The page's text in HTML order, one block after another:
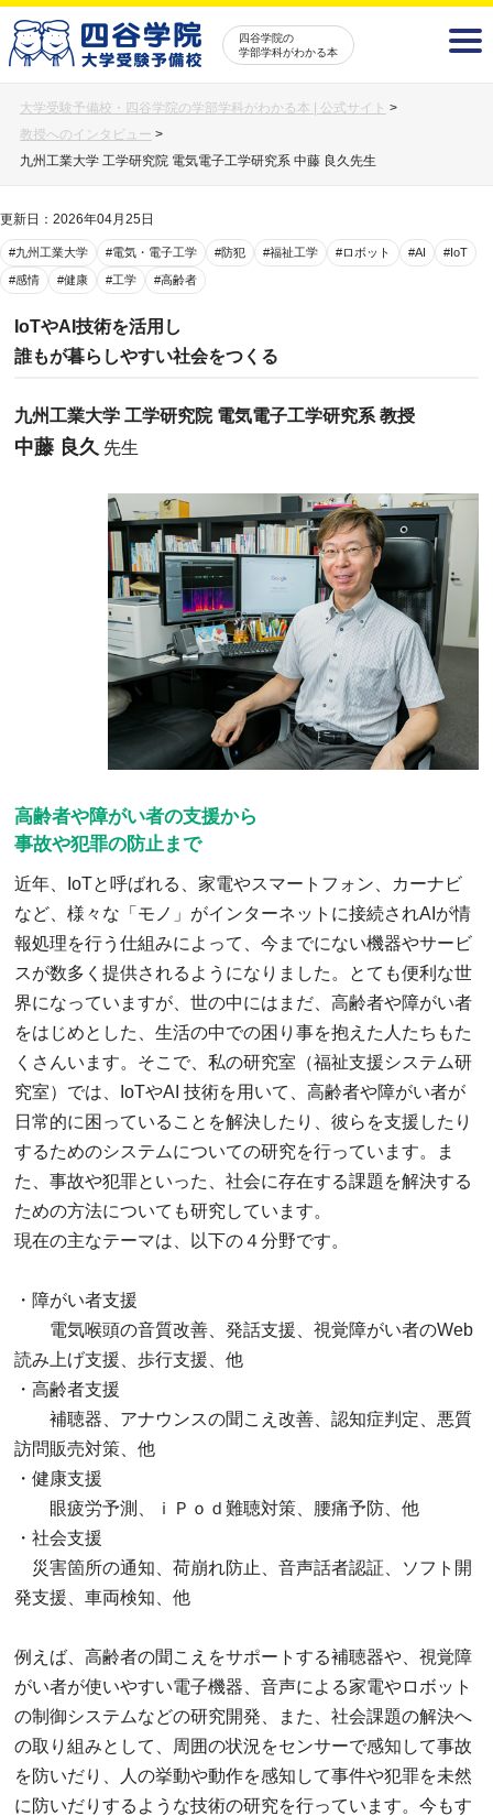
四谷学院の
学部学科がわかる本
大学受験予備校・四谷学院の学部学科がわかる本 | 公式サイト >
教授へのインタビュー >
九州工業大学 工学研究院 電気電子工学研究系 中藤 良久先生
更新日：2026年04月25日
#九州工業大学 #電気・電子工学 #防犯 #福祉工学 #ロボット #AI #IoT
#感情 #健康 #工学 #高齢者
IoTやAI技術を活用し
誰もが暮らしやすい社会をつくる
九州工業大学 工学研究院 電気電子工学研究系 教授
中藤 良久 先生
高齢者や障がい者の支援から
事故や犯罪の防止まで
近年、IoTと呼ばれる、家電やスマートフォン、カーナビ
など、様々な「モノ」がインターネットに接続されAIが情
報処理を行う仕組みによって、今までにない機器やサービ
スが数多く提供されるようになりました。とても便利な世
界になっていますが、世の中にはまだ、高齢者や障がい者
をはじめとした、生活の中での困り事を抱えた人たちもた
くさんいます。そこで、私の研究室（福祉支援システム研
究室）では、IoTやAI 技術を用いて、高齢者や障がい者が
日常的に困っていることを解決したり、彼らを支援したり
するためのシステムについての研究を行っています。ま
た、事故や犯罪といった、社会に存在する課題を解決する
ための方法についても研究しています。
現在の主なテーマは、以下の４分野です。
・障がい者支援
電気喉頭の音質改善、発話支援、視覚障がい者のWeb
読み上げ支援、歩行支援、他
・高齢者支援
補聴器、アナウンスの聞こえ改善、認知症判定、悪質
訪問販売対策、他
・健康支援
眼疲労予測、ｉＰｏｄ難聴対策、腰痛予防、他
・社会支援
災害箇所の通知、荷崩れ防止、音声話者認証、ソフト開
発支援、車両検知、他
例えば、高齢者の聞こえをサポートする補聴器や、視覚障
がい者が使いやすい電子機器、音声による家電やロボット
の制御システムなどの研究開発、また、社会課題の解決へ
の取り組みとして、周囲の状況をセンサーで感知して事故
を防いだり、人の挙動や動作を感知して事件や犯罪を未然
に防いだりするような技術の研究を行っています。今もす